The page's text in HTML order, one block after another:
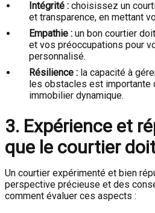
Intégrité : choisissez un
et transparence, en mettant
Empathie : un bon courtier
et vos préoccupations pour
personnalisé.
Résilience : la capacité à
les obstacles est importante
immobilier dynamique.
3. Expérience et
que le courtier
Un courtier expérimenté et bien
perspective précieuse et des
comment évaluer ces aspects :